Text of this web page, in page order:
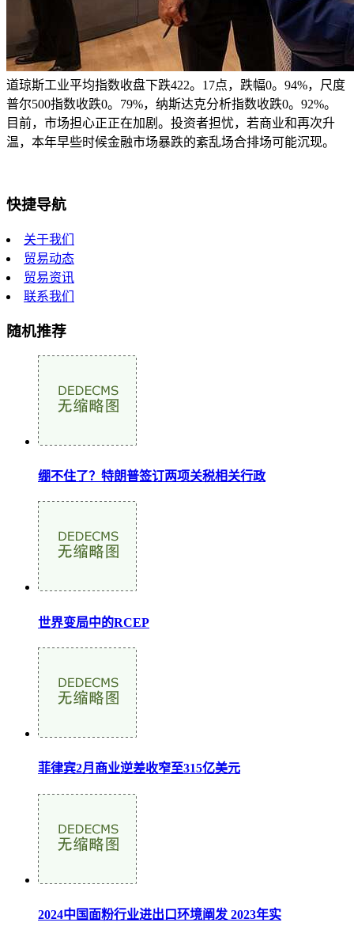
道琼斯工业平均指数收盘下跌422。17点，跌幅0。94%，尺度
普尔500指数收跌0。79%，纳斯达克分析指数收跌0。92%。
目前，市场担心正正在加剧。投资者担忧，若商业和再次升
温，本年早些时候金融市场暴跌的紊乱场合排场可能沉现。
快捷导航
关于我们
贸易动态
贸易资讯
联系我们
随机推荐
绷不住了？特朗普签订两项关税相关行政
世界变局中的RCEP
菲律宾2月商业逆差收窄至315亿美元
2024中国面粉行业进出口环境阐发 2023年实